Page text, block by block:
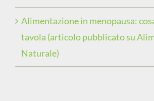
Alimentazione in menopausa:
tavola (articolo pubblicato su
Naturale)